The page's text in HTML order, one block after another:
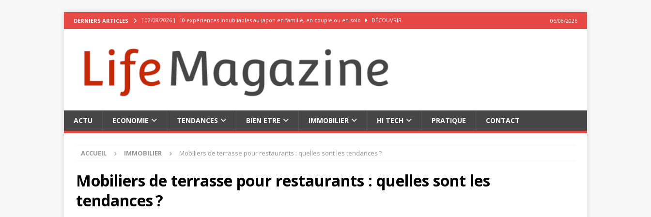
DERNIERS ARTICLES [ 02/08/2026 ] 10 expériences inoubliables au Japon en famille, en couple ou en solo DÉCOUVRIR
[ 30/07/2026 ] Nos recommandations pour choisir votre audioprothésiste
[ 29/07/2026 ] 7 bienfaits du zinc pour la femme à connaître absolument BEAUTÉ
[ 02/08/2026 ] La Suisse, berceau du chocolat exquis et des fromages savoureux DÉCOUVRIR
06/08/2026
ACTU ECONOMIE TENDANCES BIEN ETRE IMMOBILIER HI TECH PRATIQUE CONTACT
ACCUEIL IMMOBILIER Mobiliers de terrasse pour restaurants : quelles sont les tendances ?
Mobiliers de terrasse pour restaurants : quelles sont les
tendances ?